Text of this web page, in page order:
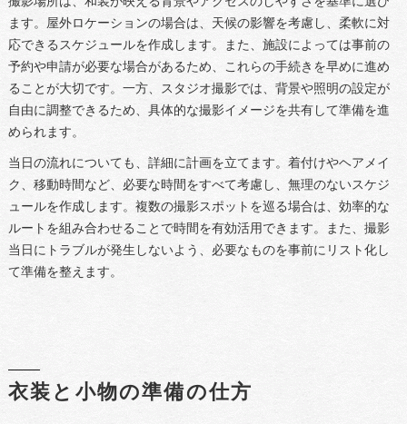
ます。屋外ロケーションの場合は、天候の影響を考慮し、柔軟に対
応できるスケジュールを作成します。また、施設によっては事前の
予約や申請が必要な場合があるため、これらの手続きを早めに進め
ることが大切です。一方、スタジオ撮影では、背景や照明の設定が
自由に調整できるため、具体的な撮影イメージを共有して準備を進
められます。
当日の流れについても、詳細に計画を立てます。着付けやヘアメイ
ク、移動時間など、必要な時間をすべて考慮し、無理のないスケジ
ュールを作成します。複数の撮影スポットを巡る場合は、効率的な
ルートを組み合わせることで時間を有効活用できます。また、撮影
当日にトラブルが発生しないよう、必要なものを事前にリスト化し
て準備を整えます。
衣装と小物の準備の仕方